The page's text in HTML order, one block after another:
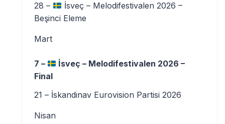
28 –
İsveç – Melodifestivalen 2026 –
Beşinci Eleme
Mart
7 –
İsveç – Melodifestivalen 2026 –
Final
21 – İskandinav Eurovision Partisi 2026
Nisan